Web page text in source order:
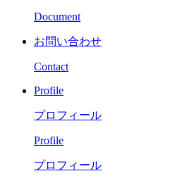
Document
お問い合わせ
Contact
Profile
プロフィール
Profile
プロフィール